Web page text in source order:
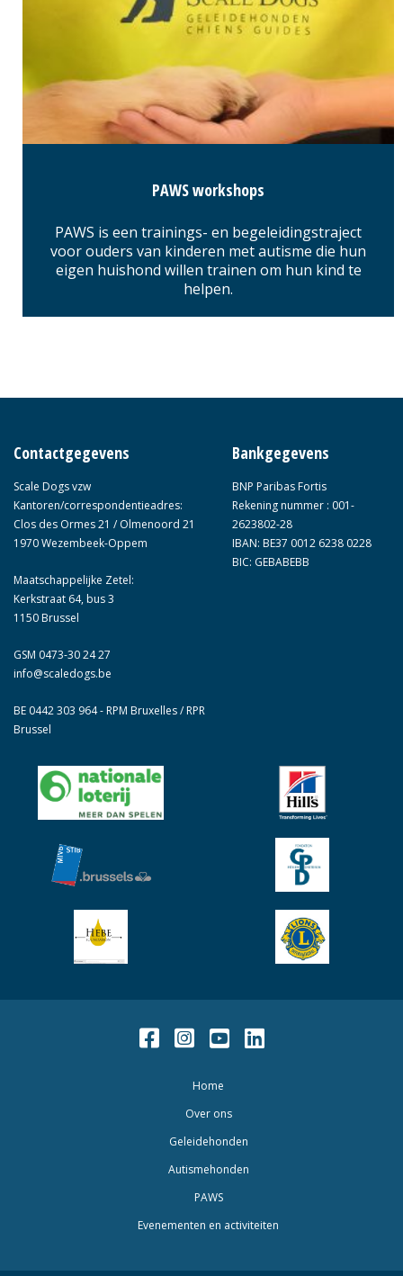
PAWS workshops
PAWS is een trainings- en begeleidingstraject
voor ouders van kinderen met autisme die hun
eigen huishond willen trainen om hun kind te
helpen.
Contactgegevens
Scale Dogs vzw
Kantoren/correspondentieadres:
Clos des Ormes 21 / Olmenoord 21
1970 Wezembeek-Oppem
Maatschappelijke Zetel:
Kerkstraat 64, bus 3
1150 Brussel
GSM 0473-30 24 27
info@scaledogs.be
BE 0442 303 964 - RPM Bruxelles / RPR
Brussel
Bankgegevens
BNP Paribas Fortis
Rekening nummer : 001-
2623802-28
IBAN: BE37 0012 6238 0228
BIC: GEBABEBB
Facebook
Instagram
YoutubeLinkedIn
Home
Over ons
Geleidehonden
Autismehonden
PAWS
Evenementen en activiteiten